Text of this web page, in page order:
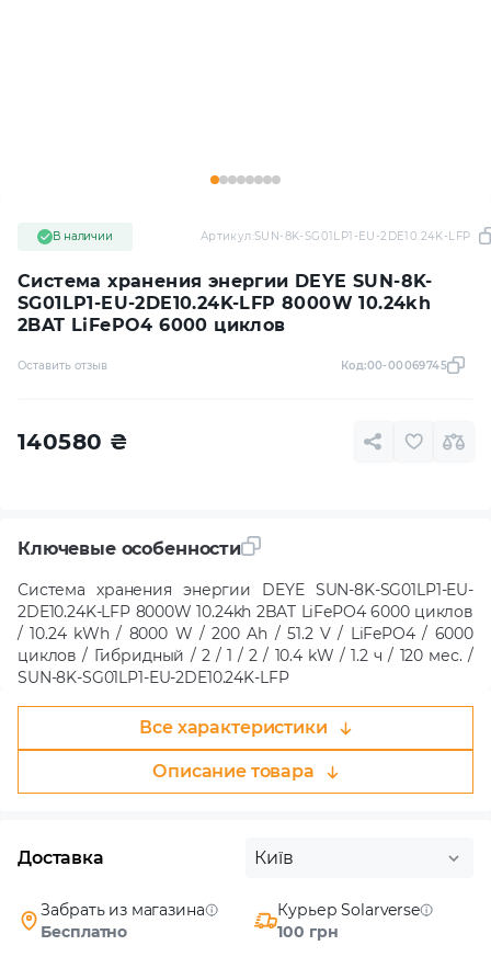
Система хранения энергии DEYE SUN-8K-
SG01LP1-EU-2DE10.24K-LFP 8000W 10.24kh
2BAT LiFePO4 6000 циклов
В наличии Артикул:SUN-8K-SG01LP1-EU-2DE10.24K-LFP
Оставить отзыв Код:00-00069745
140580 ₴
Ключевые особенности
Система хранения энергии DEYE SUN-8K-SG01LP1-EU-
2DE10.24K-LFP 8000W 10.24kh 2BAT LiFePO4 6000 циклов
/ 10.24 kWh / 8000 W / 200 Ah / 51.2 V / LiFePO4 / 6000
циклов / Гибридный / 2 / 1 / 2 / 10.4 kW / 1.2 ч / 120 мес. /
SUN-8K-SG01LP1-EU-2DE10.24K-LFP
Все характеристики
Описание товара
Доставка Київ
Забрать из магазина
Бесплатно
Курьер Solarverse
100 грн